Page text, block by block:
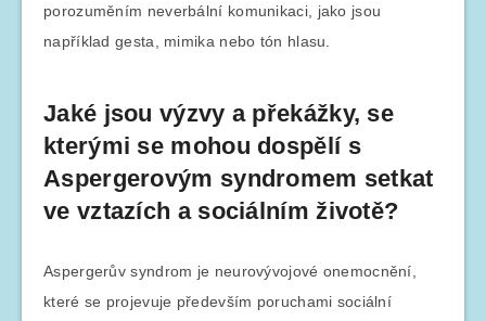
porozuměním neverbální komunikaci, jako jsou
například gesta, mimika nebo tón hlasu.
Jaké jsou výzvy a překážky, se
kterými se mohou dospělí s
Aspergerovým syndromem setkat
ve vztazích a sociálním životě?
Aspergerův syndrom je neurovývojové onemocnění,
které se projevuje především poruchami sociální